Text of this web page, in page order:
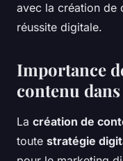
avec la création de
réussite digitale.
Importance
contenu
La création de
toute stratégie